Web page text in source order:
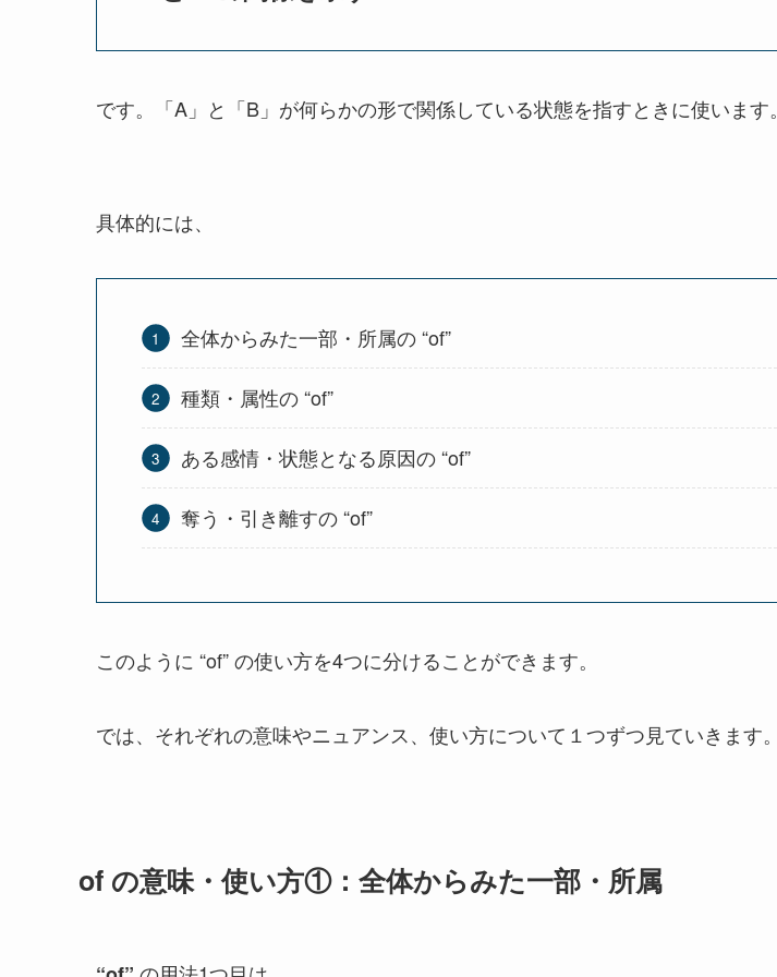
です。「A」と「B」が何らかの形で関係している状態を指すときに使います。
具体的には、
全体からみた一部・所属の “of”
種類・属性の “of”
ある感情・状態となる原因の “of”
奪う・引き離すの “of”
このように “of” の使い方を4つに分けることができます。
では、それぞれの意味やニュアンス、使い方について１つずつ見ていきます。
of の意味・使い方①：全体からみた一部・所属